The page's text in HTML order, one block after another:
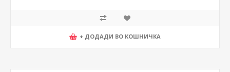
+ ДОДАДИ ВО КОШНИЧКА